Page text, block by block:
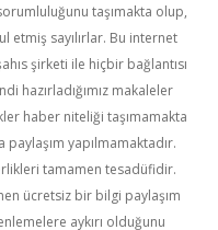
taşımakta olup,
etmiş sayılırlar. Bu internet
şirketi ile hiçbir bağlantısı
hazırladığımız makaleler
haber niteliği taşımamakta
yapılmamaktadır.
tamamen tesadüfidir.
ücretsiz bir bilgi paylaşım
aykırı olduğunu